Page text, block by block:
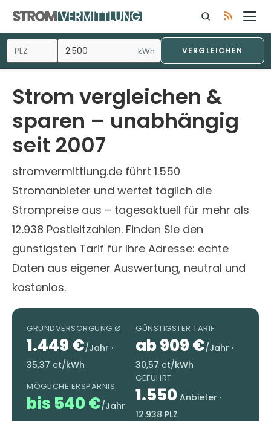
Inhalt
springen
kWh VERGLEICHEN
Strom vergleichen &
sparen – unabhängig
seit 2007
stromvermittlung.de führt 1.550
Stromanbieter und wertet täglich die
Strompreise aus – tagesaktuell für mehr als
12.938 Postleitzahlen. Finden Sie den
günstigsten Tarif für Ihre Adresse: echte
Daten aus eigener Auswertung, neutral und
kostenlos.
GRUNDVERSORGUNG Ø
1.449 €/Jahr ·
35,37 ct/kWh
GÜNSTIGSTER TARIF
ab 909 €/Jahr ·
30,57 ct/kWh
MÖGLICHE ERSPARNIS
bis 540 €/Jahr
GEFÜHRT
1.550 Anbieter ·
12.938 PLZ